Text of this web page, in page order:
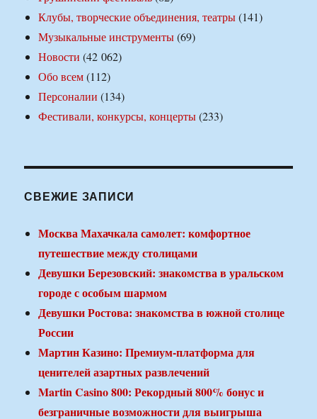
Клубы, творческие объединения, театры(141)
Музыкальные инструменты(69)
Новости (42 062)
Обо всем(112)
Персоналии (134)
Фестивали, конкурсы, концерты(233)
СВЕЖИЕ ЗАПИСИ
Москва Махачкала самолет: комфортное
путешествие между столицами
Девушки Березовский: знакомства в уральском
городе с особым шармом
Девушки Ростова: знакомства в южной столице
России
Мартин Казино: Премиум-платформа для
ценителей азартных развлечений
Martin Casino 800: Рекордный 800% бонус и
безграничные возможности для выигрыша